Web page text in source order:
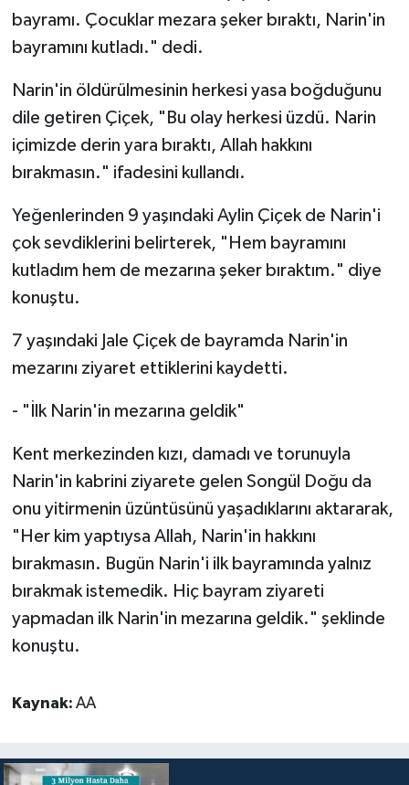
bayramı. Çocuklar mezara şeker bıraktı, Narin'in
bayramını kutladı." dedi.
Narin'in öldürülmesinin herkesi yasa boğduğunu
dile getiren Çiçek, "Bu olay herkesi üzdü. Narin
içimizde derin yara bıraktı, Allah hakkını
bırakmasın." ifadesini kullandı.
Yeğenlerinden 9 yaşındaki Aylin Çiçek de Narin'i
çok sevdiklerini belirterek, "Hem bayramını
kutladım hem de mezarına şeker bıraktım." diye
konuştu.
7 yaşındaki Jale Çiçek de bayramda Narin'in
mezarını ziyaret ettiklerini kaydetti.
- "İlk Narin'in mezarına geldik"
Kent merkezinden kızı, damadı ve torunuyla
Narin'in kabrini ziyarete gelen Songül Doğu da
onu yitirmenin üzüntüsünü yaşadıklarını aktararak,
"Her kim yaptıysa Allah, Narin'in hakkını
bırakmasın. Bugün Narin'i ilk bayramında yalnız
bırakmak istemedik. Hiç bayram ziyareti
yapmadan ilk Narin'in mezarına geldik." şeklinde
konuştu.
Kaynak: AA